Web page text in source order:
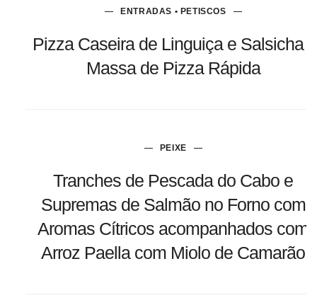
ENTRADAS • PETISCOS
Pizza Caseira de Linguiça e Salsicha •
Massa de Pizza Rápida
PEIXE
Tranches de Pescada do Cabo e
Supremas de Salmão no Forno com
Aromas Cítricos acompanhados com
Arroz Paella com Miolo de Camarão